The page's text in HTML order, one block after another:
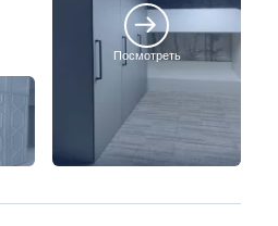
Посмотреть